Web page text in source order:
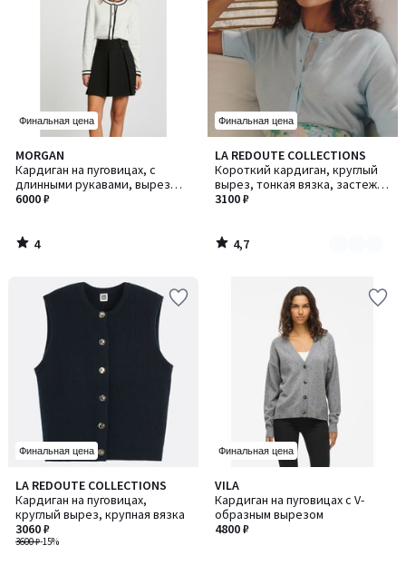
Финальная цена
MORGAN
Кардиган на пуговицах, с
длинными рукавами, вырез
круглый
6000 ₽
4
/
5
4
/
Финальная цена
LA REDOUTE COLLECTIONS
Короткий кардиган, круглый
вырез, тонкая вязка, застежка
на пуговицы
3100 ₽
4,7
/ 5
Количество
цветов:
2
4,7
/
Финальная цена
LA REDOUTE COLLECTIONS
Кардиган на пуговицах,
круглый вырез, крупная вязка
3600 ₽-15%
3060 ₽
4,2
/ 5
Финальная цена
VILA
Кардиган на пуговицах с V-
образным вырезом
4800 ₽
3,5
/ 5